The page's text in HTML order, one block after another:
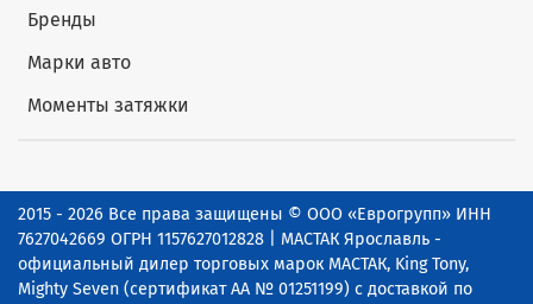
Бренды
Марки авто
Моменты затяжки
2015 - 2026 Все права защищены © ООО «Еврогрупп» ИНН
7627042669 ОГРН 1157627012828 | МАСТАК Ярославль -
официальный дилер торговых марок МАСТАК, King Tony,
Mighty Seven (сертификат АА № 01251199) с доставкой по